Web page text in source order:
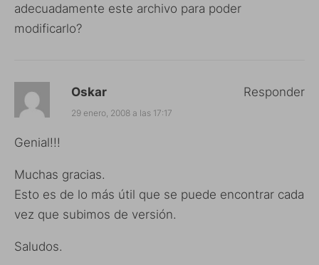
adecuadamente este archivo para poder
modificarlo?
Oskar
29 enero, 2008 a las 17:17
Genial!!!
Muchas gracias.
Esto es de lo más útil que se puede encontrar cada
vez que subimos de versión.
Saludos.
Responder